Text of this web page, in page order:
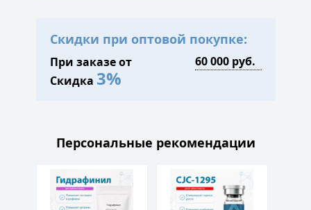
Скидки при оптовой покупке:
При заказе от
Скидка 3%
Персональные рекомендации